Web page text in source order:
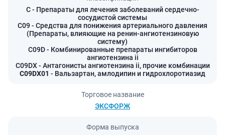
C- Препараты для лечения заболеваний сердечно-
сосудистой системы
C09- Средства для понижения артериального давления
(Препараты, влияющие на ренин-ангиотензиновую
систему)
C09D- Комбинированные препараты ингибиторов
ангиотензина ii
C09DX- Антагонисты ангиотензина ii, прочие комбинации
C09DX01 - Вальзартан, амлодипин и гидрохлоротиазид
Торговое название
ЭКСФОРЖ
Форма выпуска